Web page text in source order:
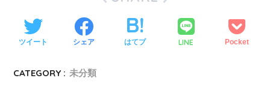
ツイート シェア はてブ LINE Pocket
CATEGORY : 未分類